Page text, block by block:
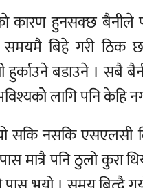
कारण हुनसक्छ बैनीले
बिहे गरी ठिक
हुर्काउने बडाउने । सबै
लागि पनि केहि
नसकि एसएलसी दिएँ
मात्रै पनि ठुलो कुरा